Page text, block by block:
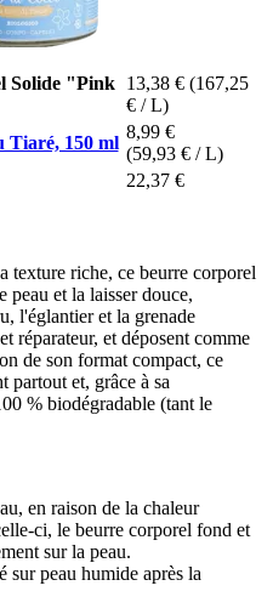
Solide "Pink
13,38 € (167,25
€ / L)
Tiaré, 150 ml
8,99 €
(59,93 € / L)
22,37 €
texture riche, ce beurre corporel
et la laisser douce,
l'églantier et la grenade
réparateur, et déposent comme
de son format compact, ce
partout et, grâce à sa
% biodégradable (tant le
en raison de la chaleur
ci, le beurre corporel fond et
sur la peau.
sur peau humide après la